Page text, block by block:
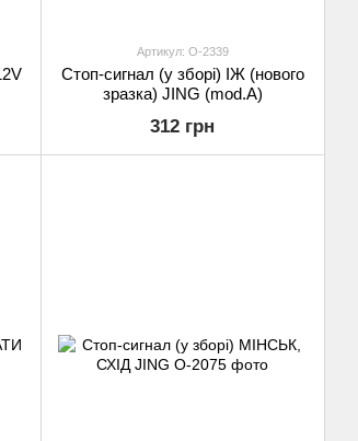
Артикул: O-2339
Стоп-сигнал (у зборі) ІЖ (нового
зразка) JING (mod.A)
312 грн